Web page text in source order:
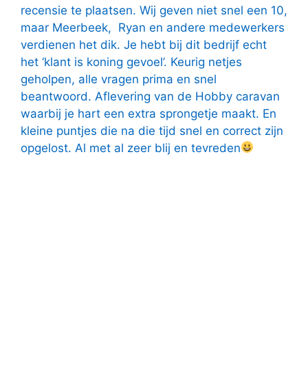
recensie te plaatsen. Wij geven niet snel een 10,
maar Meerbeek, Ryan en andere medewerkers
verdienen het dik. Je hebt bij dit bedrijf echt
het ‘klant is koning gevoel’. Keurig netjes
geholpen, alle vragen prima en snel
beantwoord. Aflevering van de Hobby caravan
waarbij je hart een extra sprongetje maakt. En
kleine puntjes die na die tijd snel en correct zijn
opgelost. Al met al zeer blij en tevreden